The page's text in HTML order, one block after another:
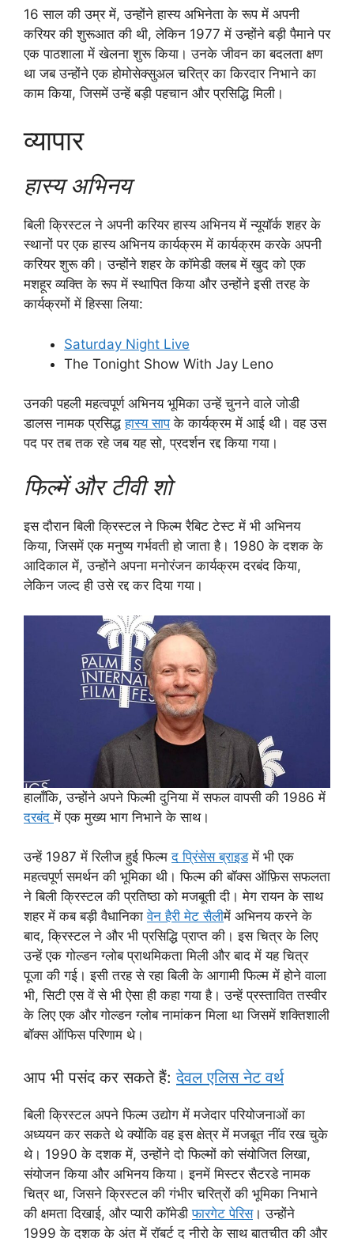
16 साल की उम्र में, उन्होंने हास्य अभिनेता के रूप में अपनी
करियर की शुरूआत की थी, लेकिन 1977 में उन्होंने बड़ी पैमाने पर
एक पाठशाला में खेलना शुरू किया। उनके जीवन का बदलता क्षण
था जब उन्होंने एक होमोसेक्सुअल चरित्र का किरदार निभाने का
काम किया, जिसमें उन्हें बड़ी पहचान और प्रसिद्धि मिली।
व्यापार
हास्य अभिनय
बिली क्रिस्टल ने अपनी करियर हास्य अभिनय में न्यूयॉर्क शहर के
स्थानों पर एक हास्य अभिनय कार्यक्रम में कार्यक्रम करके अपनी
करियर शुरू की। उन्होंने शहर के कॉमेडी क्लब में खुद को एक
मशहूर व्यक्ति के रूप में स्थापित किया और उन्होंने इसी तरह के
कार्यक्रमों में हिस्सा लिया:
Saturday Night Live
The Tonight Show With Jay Leno
उनकी पहली महत्वपूर्ण अभिनय भूमिका उन्हें चुनने वाले जोडी
डालस नामक प्रसिद्धहास्य सापके कार्यक्रम में आई थी। वह उस
पद पर तब तक रहे जब यह सो, प्रदर्शन रद्द किया गया।
फिल्में और टीवी शो
इस दौरान बिली क्रिस्टल ने फिल्म रैबिट टेस्ट में भी अभिनय
किया, जिसमें एक मनुष्य गर्भवती हो जाता है। 1980 के दशक के
आदिकाल में, उन्होंने अपना मनोरंजन कार्यक्रम दरबंद किया,
लेकिन जल्द ही उसे रद्द कर दिया गया।
हालाँकि, उन्होंने अपने फिल्मी दुनिया में सफल वापसी की 1986 में
दरबंदमें एक मुख्य भाग निभाने के साथ।
उन्हें 1987 में रिलीज हुई फिल्मद प्रिंसेस ब्राइडमें भी एक
महत्वपूर्ण समर्थन की भूमिका थी। फिल्म की बॉक्स ऑफ़िस सफलता
ने बिली क्रिस्टल की प्रतिष्ठा को मजबूती दी। मेग रायन के साथ
शहर में कब बड़ी वैधानिकावेन हैरी मेट सैलीमें अभिनय करने के
बाद, क्रिस्टल ने और भी प्रसिद्धि प्राप्त की। इस चित्र के लिए
उन्हें एक गोल्डन ग्लोब प्राथमिकता मिली और बाद में यह चित्र
पूजा की गई। इसी तरह से रहा बिली के आगामी फिल्म में होने वाला
भी, सिटी एस वें से भी ऐसा ही कहा गया है। उन्हें प्रस्तावित तस्वीर
के लिए एक और गोल्डन ग्लोब नामांकन मिला था जिसमें शक्तिशाली
बॉक्स ऑफिस परिणाम थे।
आप भी पसंद कर सकते हैं:देवल एलिस नेट वर्थ
बिली क्रिस्टल अपने फिल्म उद्योग में मजेदार परियोजनाओं का
अध्ययन कर सकते थे क्योंकि वह इस क्षेत्र में मजबूत नींव रख चुके
थे। 1990 के दशक में, उन्होंने दो फिल्मों को संयोजित लिखा,
संयोजन किया और अभिनय किया। इनमें मिस्टर सैटरडे नामक
चित्र था, जिसने क्रिस्टल की गंभीर चरित्रों की भूमिका निभाने
की क्षमता दिखाई, और प्यारी कॉमेडीफारगेट पेरिस। उन्होंने
1999 के दशक के अंत में रॉबर्ट द नीरो के साथ बातचीत की और